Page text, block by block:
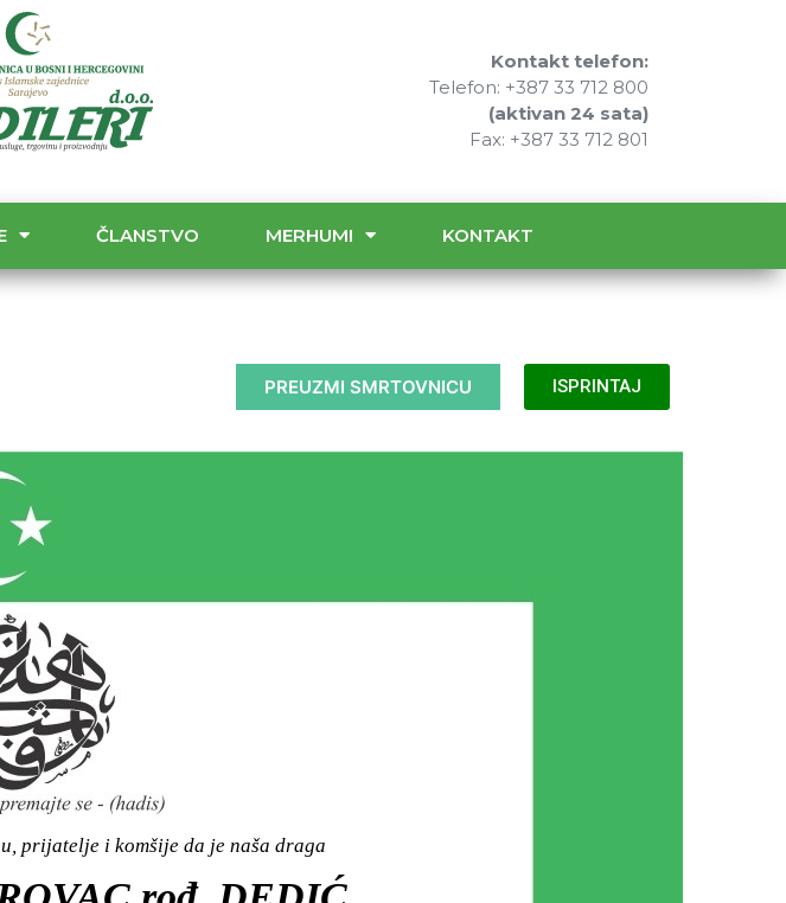
Kontakt telefon:
Telefon: +387 33 712 800
(aktivan 24 sata)
Fax: +387 33 712 801
ČLANSTVO MERHUMI KONTAKT
PREUZMI SMRTOVNICU ISPRINTAJ
prijatelje i komšije da je naša draga